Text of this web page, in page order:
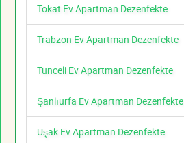
Tokat Ev Apartman Dezenfekte
Trabzon Ev Apartman Dezenfekte
Tunceli Ev Apartman Dezenfekte
Şanlıurfa Ev Apartman Dezenfekte
Uşak Ev Apartman Dezenfekte